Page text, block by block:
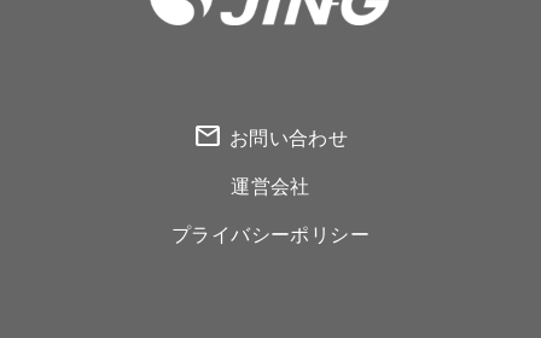
mail お問い合わせ
運営会社
プライバシーポリシー